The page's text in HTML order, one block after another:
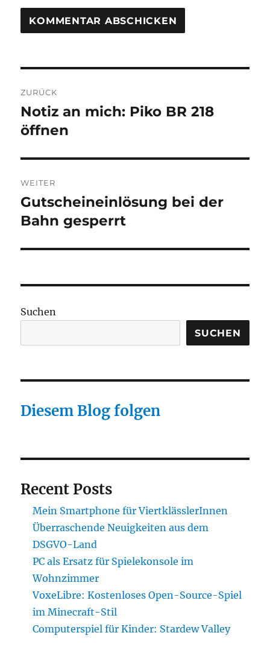
ZURÜCK
Vorheriger
Beitrag:
Notiz an mich: Piko BR 218
öffnen
WEITER
Nächster
Beitrag:
Gutscheineinlösung bei der
Bahn gesperrt
Suchen
SUCHEN
Diesem Blog folgen
Recent Posts
Mein Smartphone für ViertklässlerInnen
Überraschende Neuigkeiten aus dem
DSGVO-Land
PC als Ersatz für Spielekonsole im
Wohnzimmer
VoxeLibre: Kostenloses Open-Source-Spiel
im Minecraft-Stil
Computerspiel für Kinder: Stardew Valley